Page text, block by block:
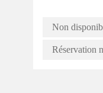
Non
Réservation